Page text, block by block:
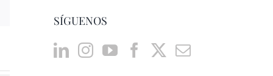
SÍGUENOS